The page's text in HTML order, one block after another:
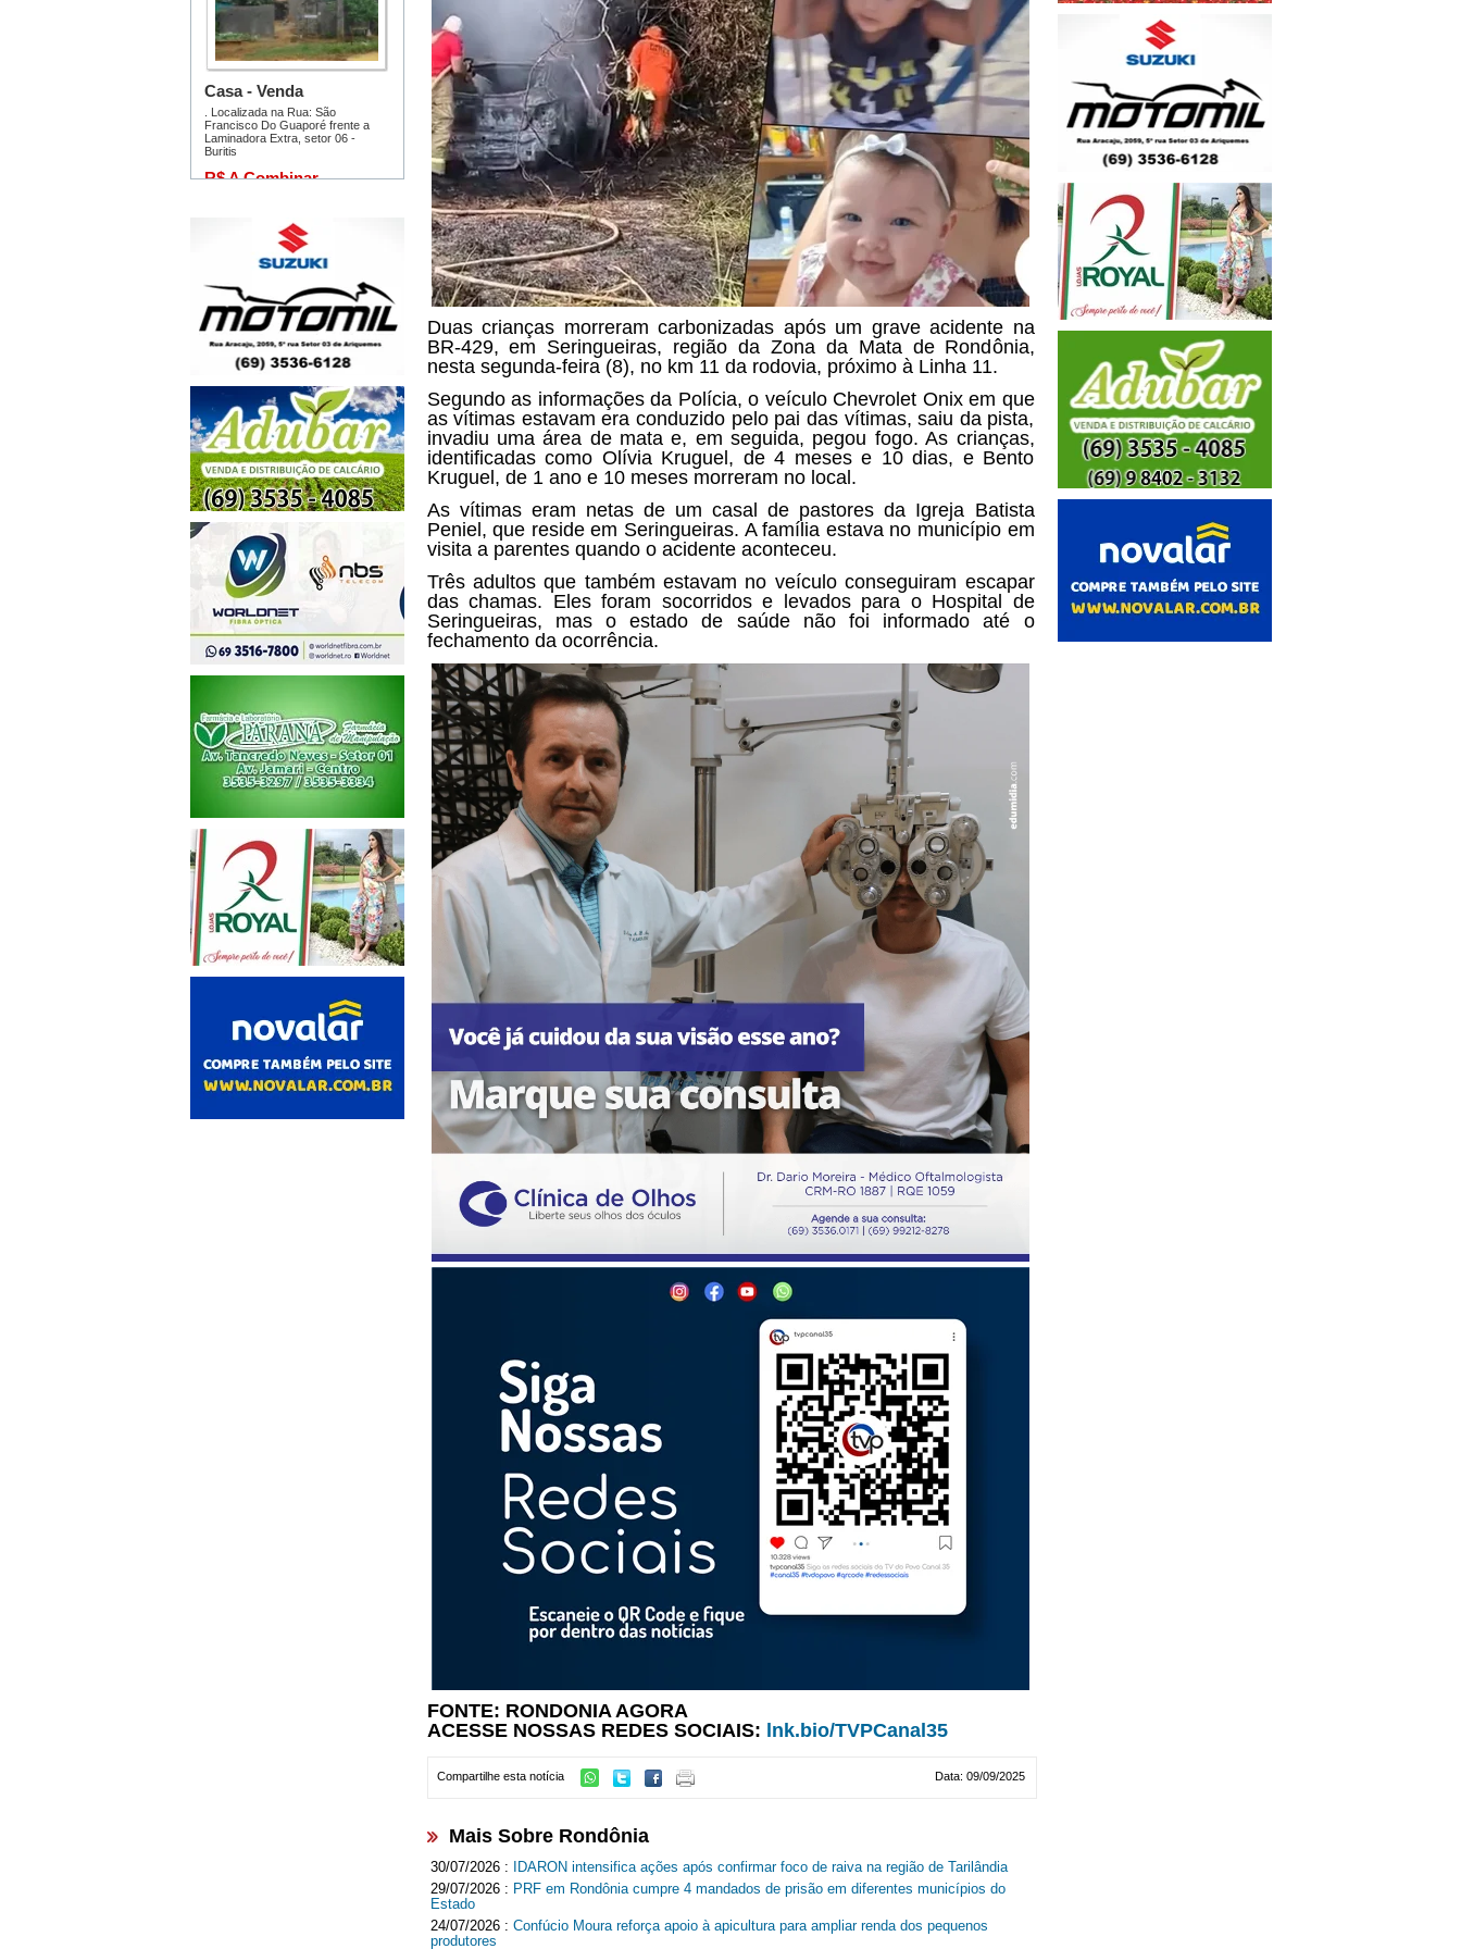
Duas crianças morreram carbonizadas após um grave acidente na
BR-429, em Seringueiras, região da Zona da Mata de Rondônia,
nesta segunda-feira (8), no km 11 da rodovia, próximo à Linha 11.
Segundo as informações da Polícia, o veículo Chevrolet Onix em que
as vítimas estavam era conduzido pelo pai das vítimas, saiu da pista,
invadiu uma área de mata e, em seguida, pegou fogo. As crianças,
identificadas como Olívia Kruguel, de 4 meses e 10 dias, e Bento
Kruguel, de 1 ano e 10 meses morreram no local.
As vítimas eram netas de um casal de pastores da Igreja Batista
Peniel, que reside em Seringueiras. A família estava no município em
visita a parentes quando o acidente aconteceu.
Três adultos que também estavam no veículo conseguiram escapar
das chamas. Eles foram socorridos e levados para o Hospital de
Seringueiras, mas o estado de saúde não foi informado até o
fechamento da ocorrência.
FONTE: RONDONIA AGORA
ACESSE NOSSAS REDES SOCIAIS: lnk.bio/TVPCanal35
Data: 09/09/2025
Compartilhe esta notícia
Mais Sobre Rondônia
30/07/2026 : IDARON intensifica ações após confirmar foco de raiva na região de Tarilândia
29/07/2026 : PRF em Rondônia cumpre 4 mandados de prisão em diferentes municípios do
Estado
24/07/2026 : Confúcio Moura reforça apoio à apicultura para ampliar renda dos pequenos
produtores